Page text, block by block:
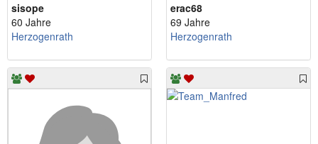
sisope
60 Jahre
Herzogenrath
erac68
69 Jahre
Herzogenrath